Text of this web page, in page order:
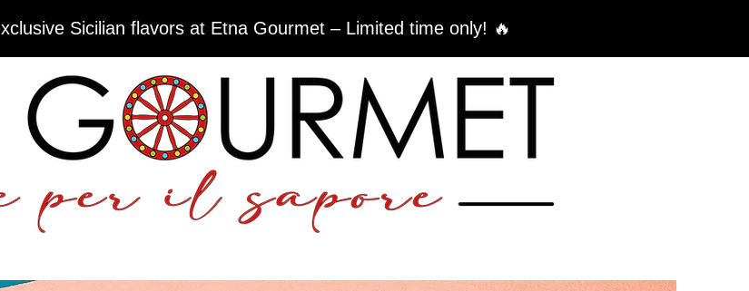
Sicilian flavors at Etna Gourmet – Limited time only! 🔥